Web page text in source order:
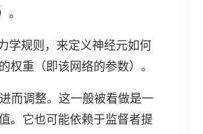
。
学规则，来定义神经元如何
权重（即该网络的参数）。
而调整。这一般被看做是一
。它也可能依赖于监督者提